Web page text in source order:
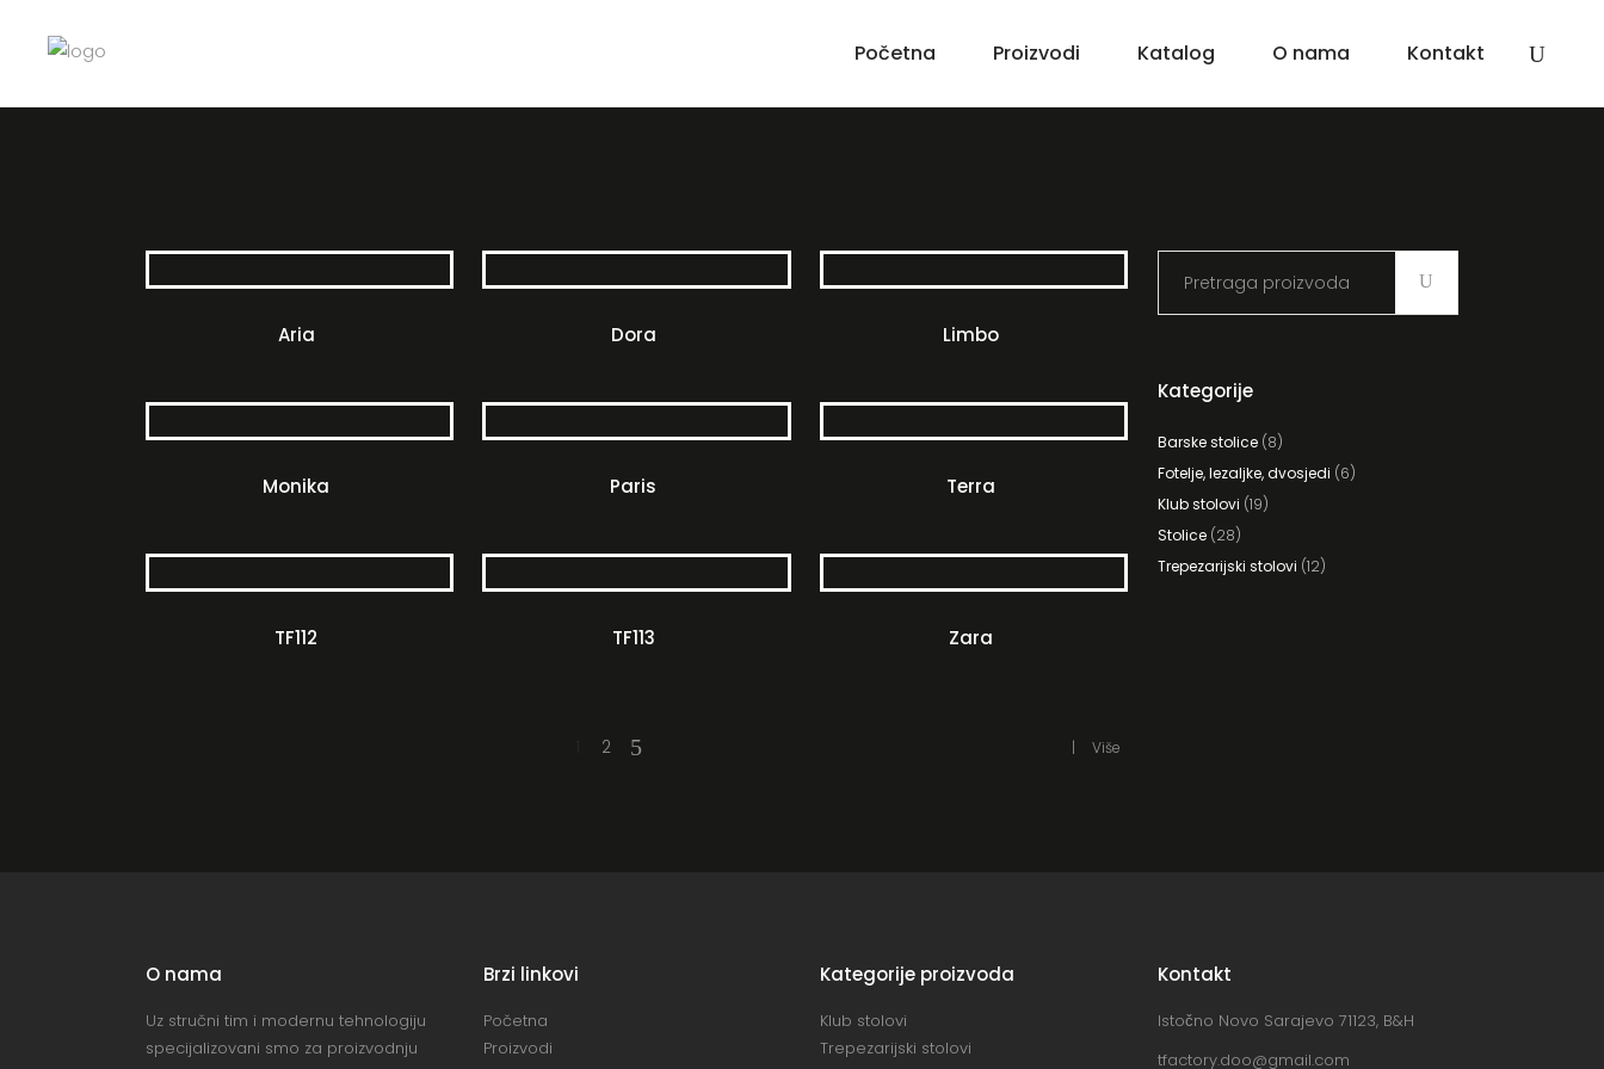
Početna Proizvodi Katalog O nama Kontakt
Aria Dora Limbo
Monika Paris Terra
TF112 TF113 Zara
2 Više
Kategorije
Barske stolice (8)
Fotelje, lezaljke, dvosjedi (6)
Klub stolovi (19)
Stolice (28)
Trepezarijski stolovi (12)
O nama
Uz stručni tim i modernu tehnologiju
specijalizovani smo za proizvodnju
Brzi linkovi
Početna
Proizvodi
Kategorije proizvoda
Klub stolovi
Trepezarijski stolovi
Kontakt
Istočno Novo Sarajevo 71123, B&H
tfactory.doo@gmail.com